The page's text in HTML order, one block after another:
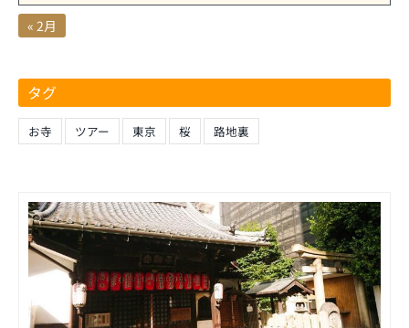
« 2月
タグ
お寺 ツアー 東京 桜 路地裏